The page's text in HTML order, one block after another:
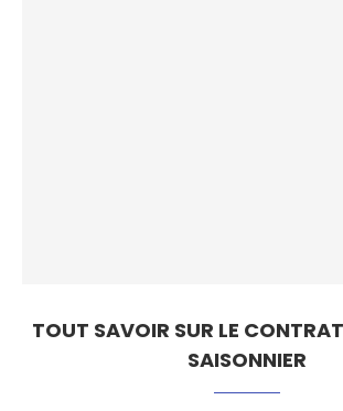
TOUT SAVOIR SUR LE
SAISONNIER